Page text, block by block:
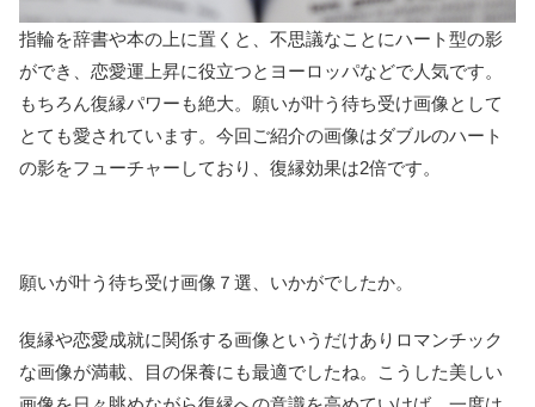
指輪を辞書や本の上に置くと、不思議なことにハート型の影
ができ、恋愛運上昇に役立つとヨーロッパなどで人気です。
もちろん復縁パワーも絶大。願いが叶う待ち受け画像として
とても愛されています。今回ご紹介の画像はダブルのハート
の影をフューチャーしており、復縁効果は2倍です。
願いが叶う待ち受け画像７選、いかがでしたか。
復縁や恋愛成就に関係する画像というだけありロマンチック
な画像が満載、目の保養にも最適でしたね。こうした美しい